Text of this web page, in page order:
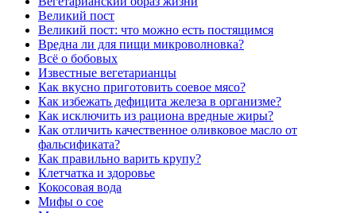
Великий пост
Великий пост: что можно есть постящимся
Вредна ли для пищи микроволновка?
Всё о бобовых
Известные вегетарианцы
Как вкусно приготовить соевое мясо?
Как избежать дефицита железа в организме?
Как исключить из рациона вредные жиры?
Как отличить качественное оливковое масло от
фальсификата?
Как правильно варить крупу?
Клетчатка и здоровье
Кокосовая вода
Мифы о сое